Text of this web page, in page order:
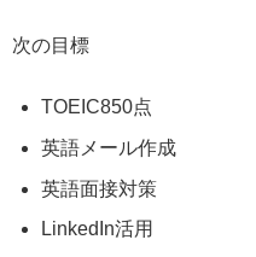
次の目標
TOEIC850点
英語メール作成
英語面接対策
LinkedIn活用